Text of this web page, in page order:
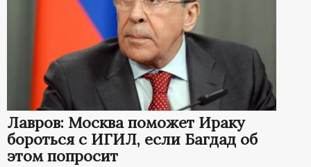
Лавров: Москва поможет Ираку
бороться с ИГИЛ, если Багдад об
этом попросит